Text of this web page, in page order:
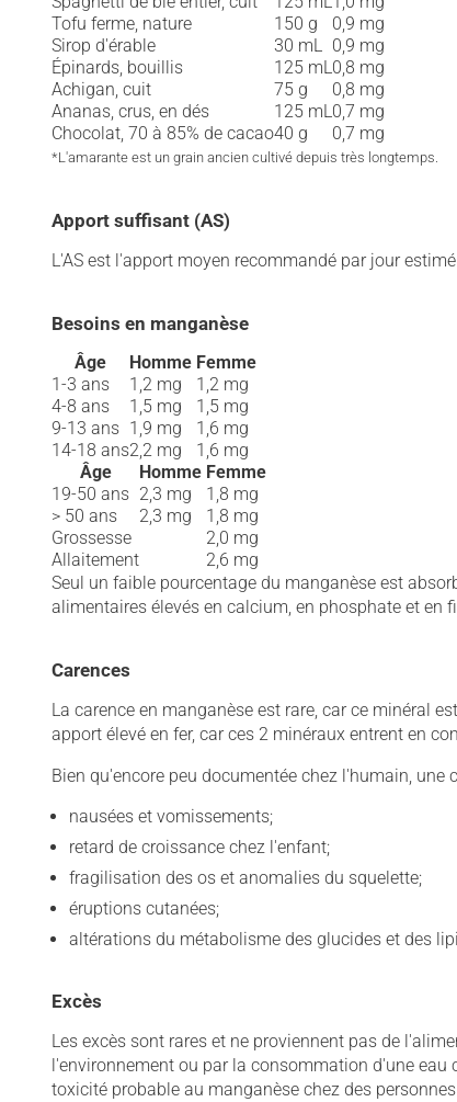
Tofu ferme, nature
150 g
0,9 mg
Sirop d'érable
30 mL 0,9 mg
Épinards, bouillis
125 mL0,8 mg
Achigan, cuit
75 g
0,8 mg
Ananas, crus, en dés
125 mL0,7 mg
Chocolat, 70 à 85% de cacao40 g 0,7 mg
*L'amarante est un grain ancien cultivé depuis très longtemps.
Apport suffisant (AS)
L'AS est l'apport moyen recommandé par jour
Besoins en manganèse
Âge Homme Femme
1-3 ans
1,2 mg
1,2 mg
4-8 ans
1,5 mg
1,5 mg
9-13 ans 1,9 mg
1,6 mg
14-18 ans2,2 mg
1,6 mg
Âge
Homme Femme
19-50 ans 2,3 mg
1,8 mg
> 50 ans
2,3 mg
1,8 mg
Grossesse
2,0 mg
Allaitement
2,6 mg
Seul un faible pourcentage du manganèse est
alimentaires élevés en calcium, en phosphate et en
Carences
La carence en manganèse est rare, car ce minéral
apport élevé en fer, car ces 2 minéraux entrent en
Bien qu'encore peu documentée chez l'humain,
nausées et vomissements;
retard de croissance chez l'enfant;
fragilisation des os et anomalies du squelette;
éruptions cutanées;
altérations du métabolisme des glucides et des
Excès
Les excès sont rares et ne proviennent pas de
l'environnement ou par la consommation d'une eau
toxicité probable au manganèse chez des